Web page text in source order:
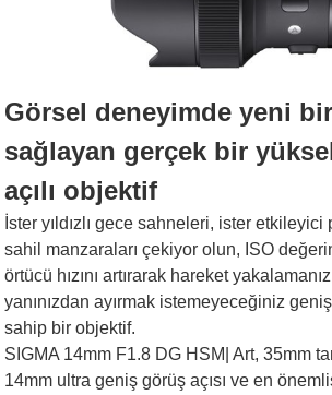
Görsel deneyimde yeni
sağlayan gerçek bir
açılı objektif
İster yıldızlı gece sahneleri, ister
sahil manzaraları çekiyor olun, ISO
örtücü hızını artırarak hareket
yanınızdan ayırmak istemeyeceğiniz geniş
sahip bir objektif.
SIGMA 14mm F1.8 DG HSM| Art, 35mm
14mm ultra geniş görüş açısı ve en